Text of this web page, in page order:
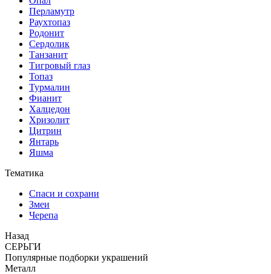
Перламутр
Раухтопаз
Родонит
Сердолик
Танзанит
Тигровый глаз
Топаз
Турмалин
Фианит
Халцедон
Хризолит
Цитрин
Янтарь
Яшма
Тематика
Спаси и сохрани
Змеи
Черепа
Назад
СЕРЬГИ
Популярные подборки украшений
Металл